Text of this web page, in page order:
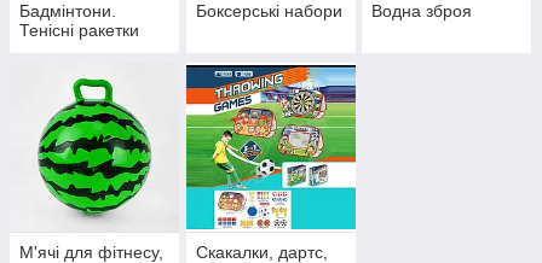
Бадмінтони.
Тенісні ракетки
Боксерські набори Водна зброя
М'ячі для фітнесу,
Скакалки, дартс,